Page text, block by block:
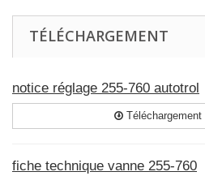
TÉLÉCHARGEMENT
notice réglage 255-760 autotrol
Téléchargement
fiche technique vanne 255-760